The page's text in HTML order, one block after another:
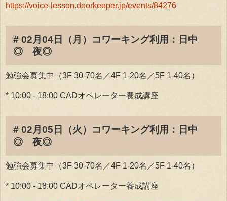
https://voice-lesson.doorkeeper.jp/events/84276
# 02月04日（月）コワーキング利用：日中
◎ 夜◎
勉強会募集中（3F 30-70名／4F 1-20名／5F 1-40名）
* 10:00 - 18:00 CADオペレーター養成講座
# 02月05日（火）コワーキング利用：日中
◎ 夜◎
勉強会募集中（3F 30-70名／4F 1-20名／5F 1-40名）
* 10:00 - 18:00 CADオペレーター養成講座